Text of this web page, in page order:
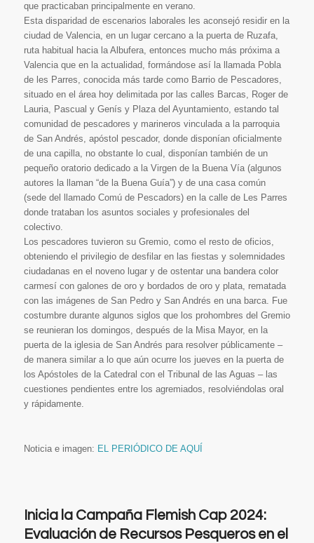
que practicaban principalmente en verano.
Esta disparidad de escenarios laborales les aconsejó residir en la
ciudad de Valencia, en un lugar cercano a la puerta de Ruzafa,
ruta habitual hacia la Albufera, entonces mucho más próxima a
Valencia que en la actualidad, formándose así la llamada Pobla
de les Parres, conocida más tarde como Barrio de Pescadores,
situado en el área hoy delimitada por las calles Barcas, Roger de
Lauria, Pascual y Genís y Plaza del Ayuntamiento, estando tal
comunidad de pescadores y marineros vinculada a la parroquia
de San Andrés, apóstol pescador, donde disponían oficialmente
de una capilla, no obstante lo cual, disponían también de un
pequeño oratorio dedicado a la Virgen de la Buena Vía (algunos
autores la llaman “de la Buena Guía”) y de una casa común
(sede del llamado Comú de Pescadors) en la calle de Les Parres
donde trataban los asuntos sociales y profesionales del
colectivo.
Los pescadores tuvieron su Gremio, como el resto de oficios,
obteniendo el privilegio de desfilar en las fiestas y solemnidades
ciudadanas en el noveno lugar y de ostentar una bandera color
carmesí con galones de oro y bordados de oro y plata, rematada
con las imágenes de San Pedro y San Andrés en una barca. Fue
costumbre durante algunos siglos que los prohombres del Gremio
se reunieran los domingos, después de la Misa Mayor, en la
puerta de la iglesia de San Andrés para resolver públicamente –
de manera similar a lo que aún ocurre los jueves en la puerta de
los Apóstoles de la Catedral con el Tribunal de las Aguas – las
cuestiones pendientes entre los agremiados, resolviéndolas oral
y rápidamente.
Noticia e imagen: EL PERIÓDICO DE AQUÍ
Inicia la Campaña Flemish Cap 2024:
Evaluación de Recursos Pesqueros en el